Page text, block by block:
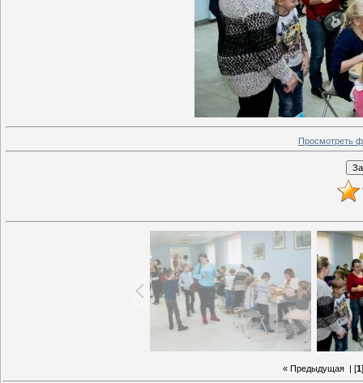
Просмотреть
« Предыдущая| [1